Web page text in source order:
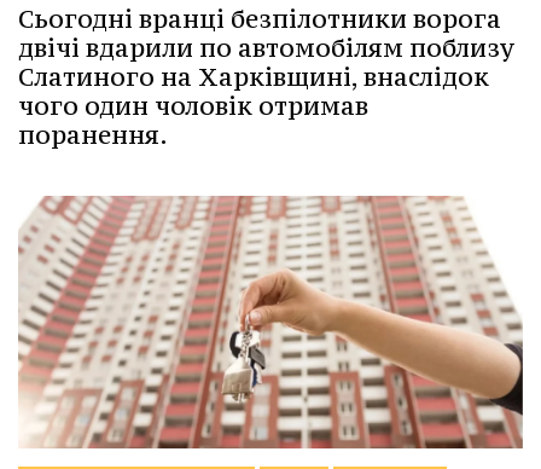
Сьогодні вранці безпілотники ворога
двічі вдарили по автомобілям поблизу
Слатиного на Харківщині, внаслідок
чого один чоловік отримав
поранення.